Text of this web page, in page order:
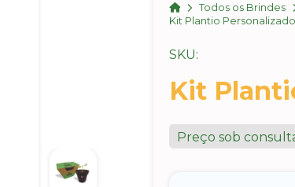
HomeTodos os Brindes
Kit Plantio Personalizado
SKU:
Kit
Preço sob